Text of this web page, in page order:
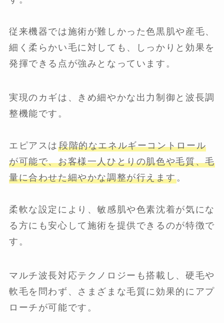
従来機器では施術が難しかった色黒肌や産毛、
細く柔らかい毛に対しても、しっかりと効果を
発揮できる点が強みとなっています。
実現のカギは、きめ細やかな出力制御と波長調
整機能です。
エピアスは 段階的なエネルギーコントロール
が可能で、お客様一人ひとりの肌色や毛質、毛
量に合わせた細やかな調整が行えます。
柔軟な設定により、敏感肌や色素沈着が気にな
る方にも安心して施術を提供できるのが特徴で
す。
マルチ波長対応テクノロジーも搭載し、硬毛や
軟毛を問わず、さまざまな毛質に効果的にアプ
ローチが可能です。